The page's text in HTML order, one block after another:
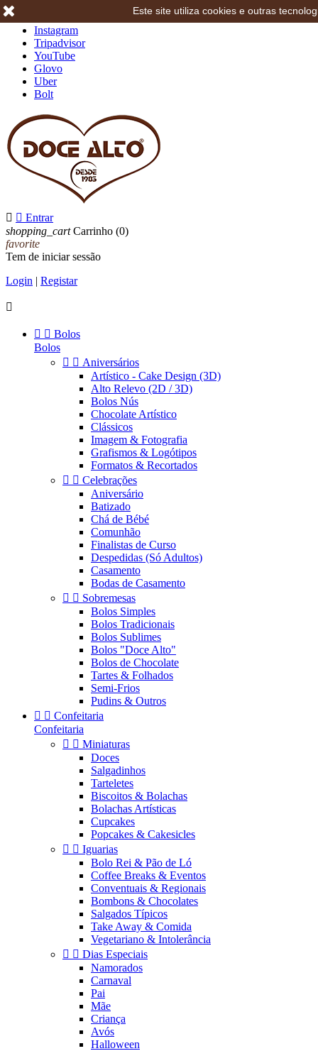
Instagram
Tripadvisor
YouTube
Glovo
Uber
Bolt
  Entrar
shopping_cart Carrinho (0)
favorite
Tem de iniciar sessão
Login | Registar

  Bolos
Bolos
  Aniversários
Artístico - Cake Design (3D)
Alto Relevo (2D / 3D)
Bolos Nús
Chocolate Artístico
Clássicos
Imagem & Fotografia
Grafismos & Logótipos
Formatos & Recortados
  Celebrações
Aniversário
Batizado
Chá de Bébé
Comunhão
Finalistas de Curso
Despedidas (Só Adultos)
Casamento
Bodas de Casamento
  Sobremesas
Bolos Simples
Bolos Tradicionais
Bolos Sublimes
Bolos "Doce Alto"
Bolos de Chocolate
Tartes & Folhados
Semi-Frios
Pudins & Outros
  Confeitaria
Confeitaria
  Miniaturas
Doces
Salgadinhos
Tarteletes
Biscoitos & Bolachas
Bolachas Artísticas
Cupcakes
Popcakes & Cakesicles
  Iguarias
Bolo Rei & Pão de Ló
Coffee Breaks & Eventos
Conventuais & Regionais
Bombons & Chocolates
Salgados Típicos
Take Away & Comida
Vegetariano & Intolerância
  Dias Especiais
Namorados
Carnaval
Pai
Mãe
Criança
Avós
Halloween
Este site utiliza cookies e outras